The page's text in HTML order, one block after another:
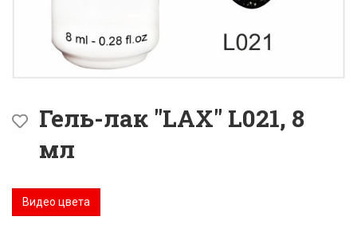
Гель-лак "LAX" L021, 8
мл
Видео цвета